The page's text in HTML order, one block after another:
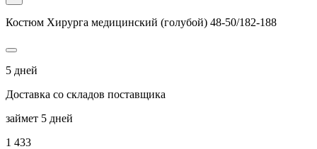
Костюм Хирурга медицинский (голубой) 48-50/182-188
5 дней
Доставка со складов поставщика
займет 5 дней
1 433